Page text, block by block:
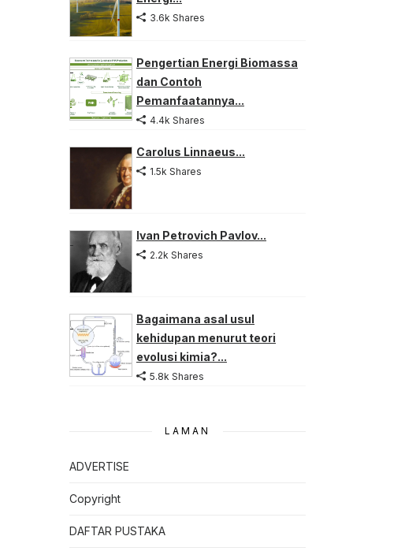
3.6k Shares
Pengertian Energi Biomassa
dan Contoh
Pemanfaatannya...
4.4k Shares
Carolus Linnaeus...
1.5k Shares
Ivan Petrovich Pavlov...
2.2k Shares
Bagaimana asal usul
kehidupan menurut teori
evolusi kimia?...
5.8k Shares
LAMAN
ADVERTISE
Copyright
DAFTAR PUSTAKA